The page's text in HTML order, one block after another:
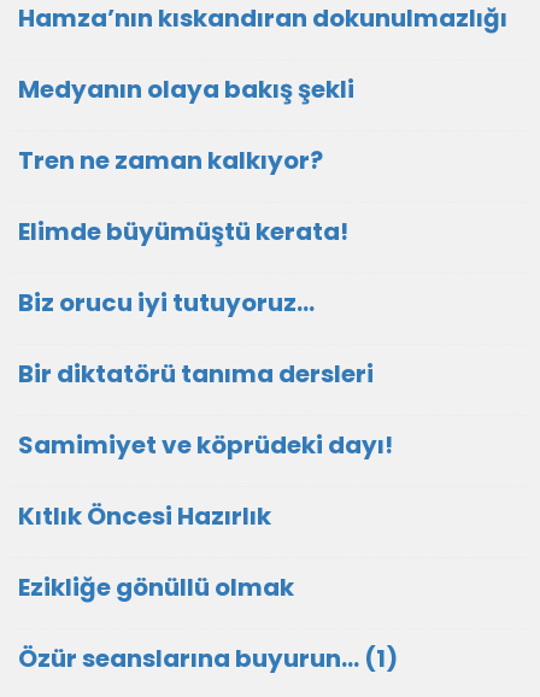
Hamza’nın kıskandıran dokunulmazlığı
Medyanın olaya bakış şekli
Tren ne zaman kalkıyor?
Elimde büyümüştü kerata!
Biz orucu iyi tutuyoruz…
Bir diktatörü tanıma dersleri
Samimiyet ve köprüdeki dayı!
Kıtlık Öncesi Hazırlık
Ezikliğe gönüllü olmak
Özür seanslarına buyurun… (1)